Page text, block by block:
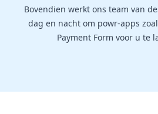
Bovendien werkt ons team van
dag en nacht om powr-apps
Payment Form voor u te